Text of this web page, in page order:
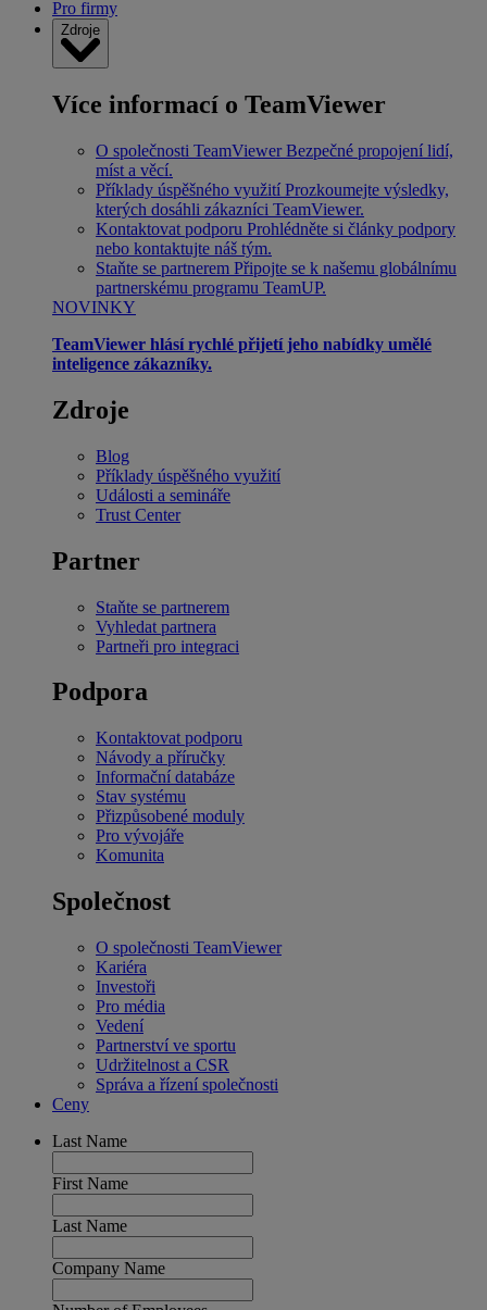
Pro firmy
Zdroje
Více informací o TeamViewer
O společnosti TeamViewer Bezpečné propojení lidí,
míst a věcí.
Příklady úspěšného využití Prozkoumejte výsledky,
kterých dosáhli zákazníci TeamViewer.
Kontaktovat podporu Prohlédněte si články podpory
nebo kontaktujte náš tým.
Staňte se partnerem Připojte se k našemu globálnímu
partnerskému programu TeamUP.
NOVINKY
TeamViewer hlásí rychlé přijetí jeho nabídky umělé
inteligence zákazníky.
Zdroje
Blog
Příklady úspěšného využití
Události a semináře
Trust Center
Partner
Staňte se partnerem
Vyhledat partnera
Partneři pro integraci
Podpora
Kontaktovat podporu
Návody a příručky
Informační databáze
Stav systému
Přizpůsobené moduly
Pro vývojáře
Komunita
Společnost
O společnosti TeamViewer
Kariéra
Investoři
Pro média
Vedení
Partnerství ve sportu
Udržitelnost a CSR
Správa a řízení společnosti
Ceny
Last Name
First Name
Last Name
Company Name